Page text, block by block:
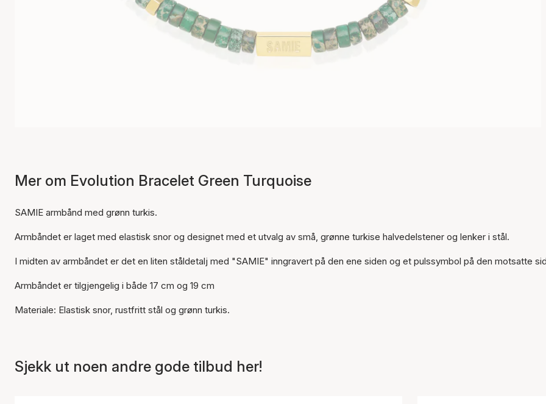
handlekurven
Mer om Evolution Bracelet Green Turquoise
SAMIE armbånd med grønn turkis.
Armbåndet er laget med elastisk snor og designet med et utvalg av små, grønne turkise halvedelstener og lenker i stål.
I midten av armbåndet er det en liten ståldetalj med "SAMIE" inngravert på den ene siden og et pulssymbol på den motsatte
Armbåndet er tilgjengelig i både 17 cm og 19 cm
Materiale: Elastisk snor, rustfritt stål og grønn turkis.
Sjekk ut noen andre gode tilbud her!